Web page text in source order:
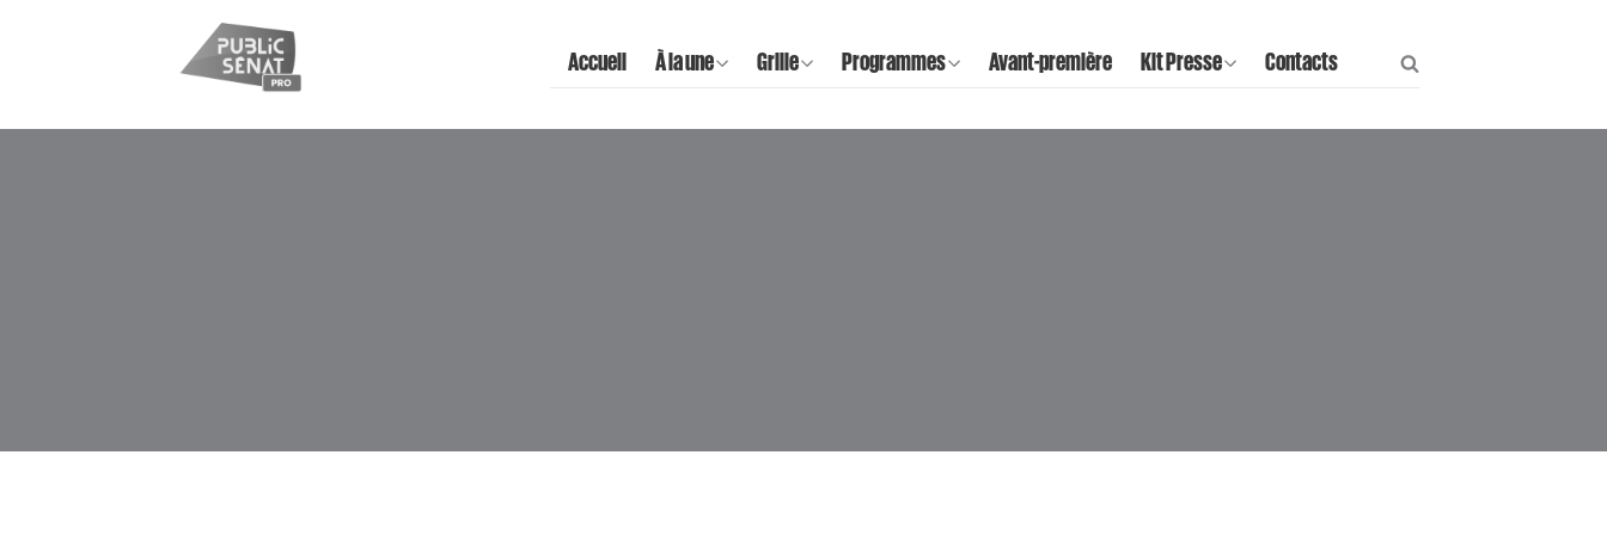
Accueil À la une Grille Programmes Avant-première Kit Presse Contacts